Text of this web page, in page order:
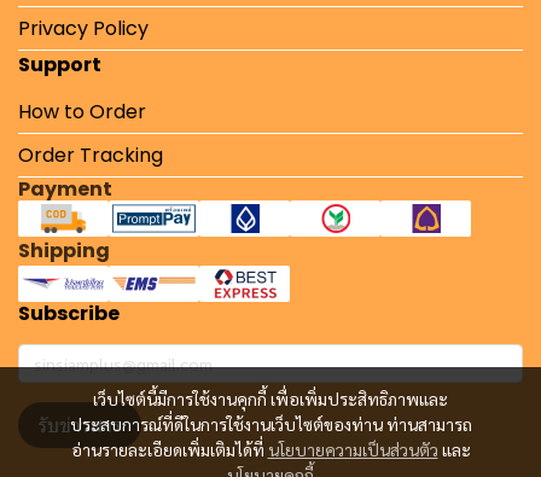
เว็บไซต์นี้มีการใช้งานคุกกี้ เพื่อเพิ่มประสิทธิภาพและ
ประสบการณ์ที่ดีในการใช้งานเว็บไซต์ของท่าน ท่านสามารถ
อ่านรายละเอียดเพิ่มเติมได้ที่ นโยบายความเป็นส่วนตัว และ
Privacy Policy
Support
How to Order
Order Tracking
Payment
Shipping
Subscribe
รับข่าวสาร